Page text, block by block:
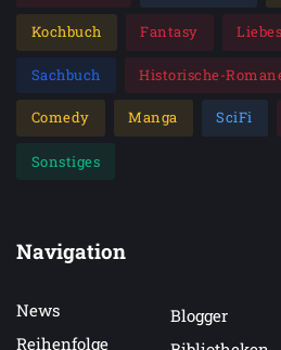
Kochbuch Fantasy
Sachbuch Historische-
Comedy Manga SciFi
Sonstiges
Navigation
News
Reihenfolge
Blogger